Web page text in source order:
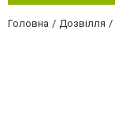
Головна Дозвілля